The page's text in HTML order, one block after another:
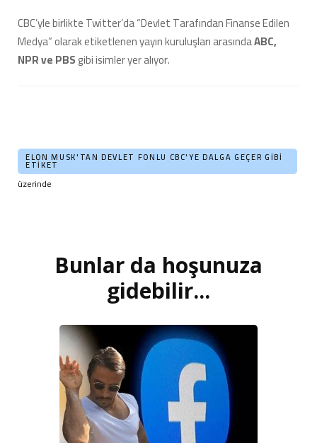
CBC’yle birlikte Twitter’da “Devlet Tarafından Finanse Edilen
Medya” olarak etiketlenen yayın kuruluşları arasındaABC,
NPR ve PBSgibi isimler yer alıyor.
ELON MUSK'TAN DEVLET FONLU CBC'YE DALGA GEÇER GIBI
ETIKET
üzerinde
Bunlar da hoşunuza
gidebilir...